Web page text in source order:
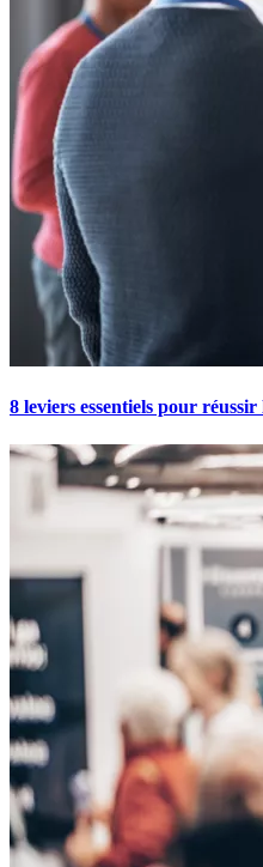
8 leviers essentiels pour réussir